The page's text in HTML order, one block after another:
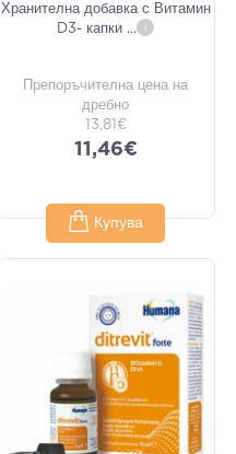
Хранителна добавка с Витамин
D3- капки ... i
Препоръчителна цена на
дребно
13,81€
11,46€
Купува